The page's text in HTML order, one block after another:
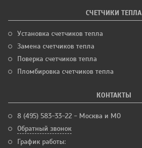
СЧЕТЧИКИ ТЕПЛА
Установка счетчиков тепла
Замена счетчиков тепла
Поверка счетчиков тепла
Пломбировка счетчиков тепла
КОНТАКТЫ
8 (495) 583-33-22 - Москва и МО
Обратный звонок
График работы: